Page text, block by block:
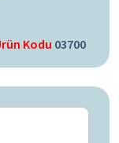
Kodu 03700